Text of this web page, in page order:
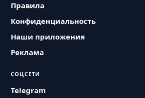
Правила
Конфиденциальность
Наши приложения
Реклама
СОЦСЕТИ
Telegram